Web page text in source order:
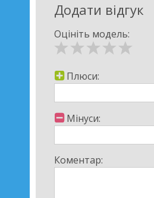
Додати відгук
Оцініть модель:
Плюси:
Мінуси:
Коментар: